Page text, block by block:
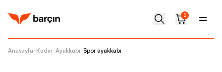
0
Anasayfa-Kadın-Ayakkabı-Spor ayakkabı